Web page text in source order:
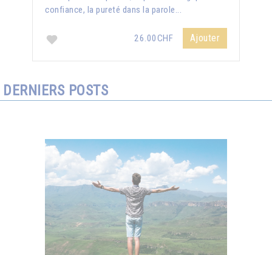
confiance, la pureté dans la parole...
26.00CHF Ajouter
DERNIERS POSTS